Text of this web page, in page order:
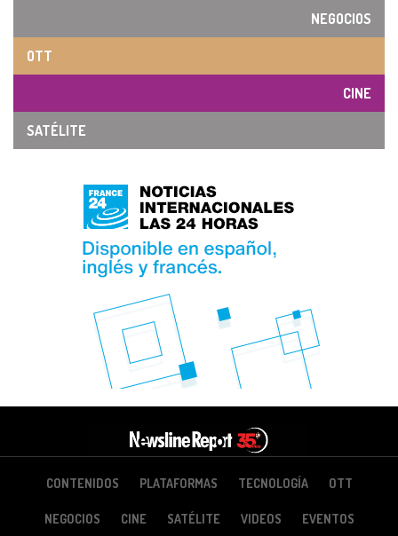
NEGOCIOS
OTT
CINE
SATÉLITE
CONTENIDOS PLATAFORMAS TECNOLOGÍA OTT
NEGOCIOS CINE SATÉLITE VIDEOS EVENTOS